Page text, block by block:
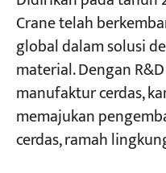
Crane telah
global dalam solusi
material. Dengan
manufaktur cerdas,
memajukan
cerdas, ramah